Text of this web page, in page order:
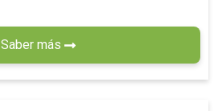
Saber más